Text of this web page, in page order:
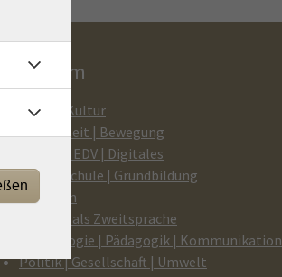
Programm
Kunst | Kultur
Gesundheit | Bewegung
Medien | EDV | Digitales
Beruf | Schule | Grundbildung
Sprachen
Deutsch als Zweitsprache
Psychologie | Pädagogik | Kommunikation
Politik | Gesellschaft | Umwelt